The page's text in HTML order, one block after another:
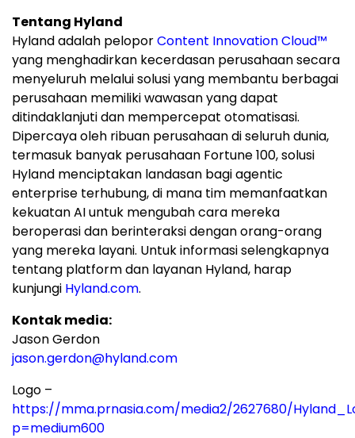
Tentang Hyland
Hyland adalah peloporContent Innovation Cloud™
yang menghadirkan kecerdasan perusahaan secara
menyeluruh melalui solusi yang membantu berbagai
perusahaan memiliki wawasan yang dapat
ditindaklanjuti dan mempercepat otomatisasi.
Dipercaya oleh ribuan perusahaan di seluruh dunia,
termasuk banyak perusahaan Fortune 100, solusi
Hyland menciptakan landasan bagi agentic
enterprise terhubung, di mana tim memanfaatkan
kekuatan AI untuk mengubah cara mereka
beroperasi dan berinteraksi dengan orang-orang
yang mereka layani. Untuk informasi selengkapnya
tentang platform dan layanan Hyland, harap
kunjungi Hyland.com.
Kontak media:
Jason Gerdon
jason.gerdon@hyland.com
Logo –
https://mma.prnasia.com/media2/2627680/
p=medium600